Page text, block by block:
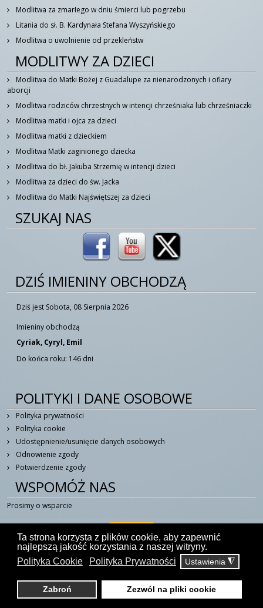
Ta strona korzysta z plików cookie, aby zapewnić
najlepszą jakość korzystania z naszej witryny.
Polityka Cookie
Polityka Prywatności Ustawienia ◮
Zabroń Zezwól na pliki cookie
Modlitwa za zmarłego w dniu śmierci lub pogrzebu
Litania do sł. B. Kardynała Stefana Wyszyńskiego
Modlitwa o uwolnienie od przekleństw
MODLITWY ZA DZIECI
Modlitwa do Matki Bożej z Guadalupe za nienarodzonych i ofiary
aborcji
Modlitwa rodziców chrzestnych w intencji chrześniaka lub chrześniaczki
Modlitwa matki i ojca za dzieci
Modlitwa matki z dzieckiem
Modlitwa Matki zaginionego dziecka
Modlitwa do bł. Jakuba Strzemię w intencji dzieci
Modlitwa za dzieci do św. Jacka
Modlitwa do Matki Najświętszej za dzieci
SZUKAJ NAS
DZIŚ IMIENINY OBCHODZĄ
Dziś jest Sobota, 08 Sierpnia 2026
Imieniny obchodzą
Cyriak, Cyryl, Emil
Do końca roku: 146 dni
POLITYKI I DANE OSOBOWE
Polityka prywatności
Polityka cookie
Udostępnienie/usunięcie danych osobowych
Odnowienie zgody
Potwierdzenie zgody
WSPOMÓŻ NAS
Prosimy o wsparcie
© 2014 - 2026 W Duchu Świętym - Portal Katolicki
kontakt@wduchuswietym.com